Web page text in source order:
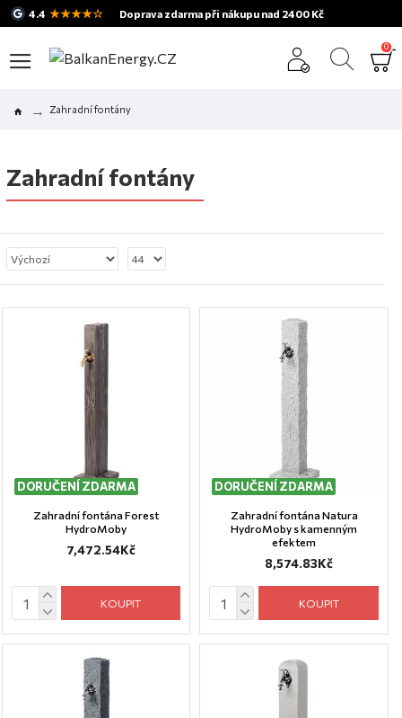
4.4 ★★★★☆ Doprava zdarma při nákupu nad 2400 Kč
0
Zahradní fontány
Zahradní fontány
DORUČENÍ ZDARMA
Zahradní fontána Forest
HydroMoby
7,472.54Kč
KOUPIT
DORUČENÍ ZDARMA
Zahradní fontána Natura
HydroMoby s kamenným
efektem
8,574.83Kč
KOUPIT